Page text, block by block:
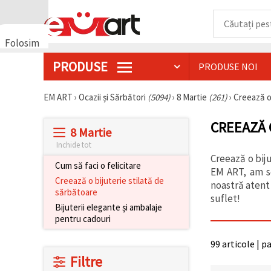
Folosim
funcționarea
dumneavoastră,
PRODUSE PRODUSE NOI
EM ART › Ocazii și Sărbători (5094)› 8 Martie (261)› Creează
8 Martie
Inchide tot
Cum să faci o felicitare
Creează o bijuterie stilată de
sărbătoare
Bijuterii elegante și ambalaje
pentru cadouri
Filtre
Creează o
EM ART,
noastră
suflet!
99 articole |